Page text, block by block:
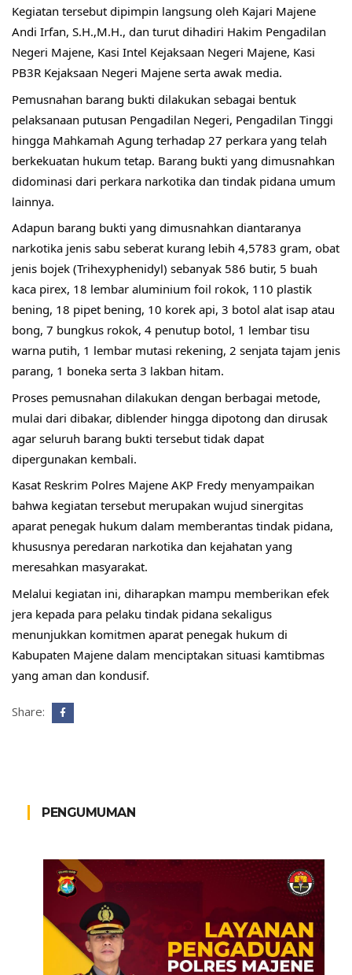
Kegiatan tersebut dipimpin langsung oleh Kajari Majene
Andi Irfan, S.H.,M.H., dan turut dihadiri Hakim Pengadilan
Negeri Majene, Kasi Intel Kejaksaan Negeri Majene, Kasi
PB3R Kejaksaan Negeri Majene serta awak media.
Pemusnahan barang bukti dilakukan sebagai bentuk
pelaksanaan putusan Pengadilan Negeri, Pengadilan Tinggi
hingga Mahkamah Agung terhadap 27 perkara yang telah
berkekuatan hukum tetap. Barang bukti yang dimusnahkan
didominasi dari perkara narkotika dan tindak pidana umum
lainnya.
Adapun barang bukti yang dimusnahkan diantaranya
narkotika jenis sabu seberat kurang lebih 4,5783 gram, obat
jenis bojek (Trihexyphenidyl) sebanyak 586 butir, 5 buah
kaca pirex, 18 lembar aluminium foil rokok, 110 plastik
bening, 18 pipet bening, 10 korek api, 3 botol alat isap atau
bong, 7 bungkus rokok, 4 penutup botol, 1 lembar tisu
warna putih, 1 lembar mutasi rekening, 2 senjata tajam jenis
parang, 1 boneka serta 3 lakban hitam.
Proses pemusnahan dilakukan dengan berbagai metode,
mulai dari dibakar, diblender hingga dipotong dan dirusak
agar seluruh barang bukti tersebut tidak dapat
dipergunakan kembali.
Kasat Reskrim Polres Majene AKP Fredy menyampaikan
bahwa kegiatan tersebut merupakan wujud sinergitas
aparat penegak hukum dalam memberantas tindak pidana,
khususnya peredaran narkotika dan kejahatan yang
meresahkan masyarakat.
Melalui kegiatan ini, diharapkan mampu memberikan efek
jera kepada para pelaku tindak pidana sekaligus
menunjukkan komitmen aparat penegak hukum di
Kabupaten Majene dalam menciptakan situasi kamtibmas
yang aman dan kondusif.
Share:
PENGUMUMAN